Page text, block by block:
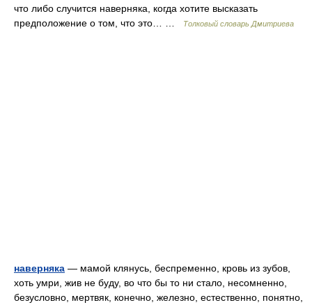
что либо случится наверняка, когда хотите высказать
предположение о том, что это… …
Толковый словарь Дмитриева
наверняка — мамой клянусь, беспременно, кровь из зубов,
хоть умри, жив не буду, во что бы то ни стало, несомненно,
безусловно, мертвяк, конечно, железно, естественно, понятно,